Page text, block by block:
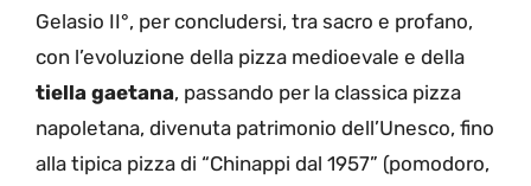
Gelasio II°, per concludersi, tra sacro e profano,
con l’evoluzione della pizza medioevale e della
tiella gaetana, passando per la classica pizza
napoletana, divenuta patrimonio dell’Unesco, fino
alla tipica pizza di “Chinappi dal 1957” (pomodoro,